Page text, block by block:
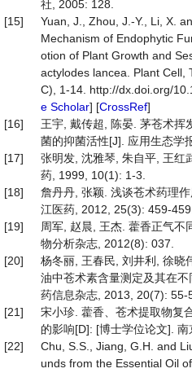
社, 2005: 128.
[15]
Yuan, J., Zhou, J.-Y., Li, X.
Mechanism of Endophytic
otion of Plant Growth and
actylodes lancea. Plant Cell,
C), 1-14. http://dx.doi.org/
e Scholar] [CrossRef]
[16]
王宇, 戴传超, 陈晏. 茅苍术挥
菌的抑菌活性[J]. 应用生态学
[17]
张明发, 沈雅琴, 朱自平, 王红
药, 1999, 10(1): 1-3.
[18]
詹丹丹, 张颖. 浅谈苍术药理
江医药, 2012, 25(3): 459-459.
[19]
周军, 赵晨, 王杰. 藿香正气不
物分析杂志, 2012(8): 037.
[20]
杨冬丽, 王春民, 刘井利, 徐晓
油中苍术素含量测定及其在
药信息杂志, 2013, 20(7): 55-
[21]
宋小珍. 藿香、苍术提取物复
的影响[D]: [博士学位论文].
[22]
Chu, S.S., Jiang, G.H. and
unds from the Essential Oil